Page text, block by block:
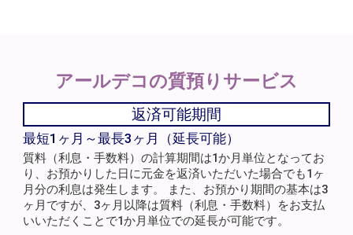
アールデコの質預りサービス
返済可能期間
最短1ヶ月～最長3ヶ月（延長可能）
質料（利息・手数料）の計算期間は1か月単位となってお
り、お預かりした日に元金を返済いただいた場合でも1ヶ
月分の利息は発生します。 また、お預かり期間の基本は3
ヶ月ですが、3ヶ月以降は質料（利息・手数料）をお支払
いいただくことで1か月単位での延長が可能です。